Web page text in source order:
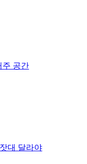
주 공간
대 달라야